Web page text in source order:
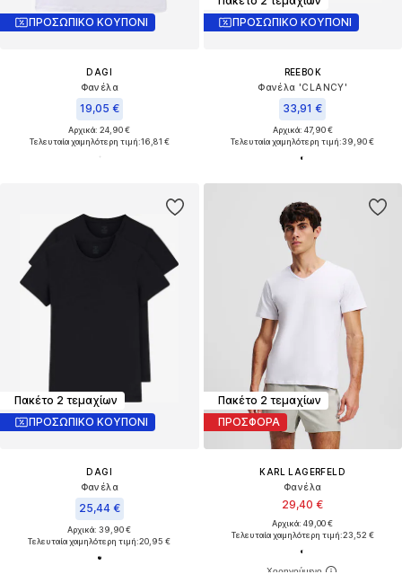
ΠΡΟΣΩΠΙΚΟ ΚΟΥΠΟΝΙ
DAGI
Φανέλα
19,05 €
Αρχικά: 24,90 €
Τελευταία χαμηλότερη τιμή:16,81 €
ΠΡΟΣΩΠΙΚΟ ΚΟΥΠΟΝΙ
REEBOK
Φανέλα 'CLANCY'
33,91 €
Αρχικά: 47,90 €
Τελευταία χαμηλότερη τιμή:39,90 €
Πακέτο 2 τεμαχίων
ΠΡΟΣΩΠΙΚΟ ΚΟΥΠΟΝΙ
DAGI
Φανέλα
25,44 €
Αρχικά: 39,90 €
Τελευταία χαμηλότερη τιμή:20,95 €
Πακέτο 2 τεμαχίων
ΠΡΟΣΦΟΡΑ
KARL LAGERFELD
Φανέλα
29,40 €
Αρχικά: 49,00 €
Τελευταία χαμηλότερη τιμή:23,52 €